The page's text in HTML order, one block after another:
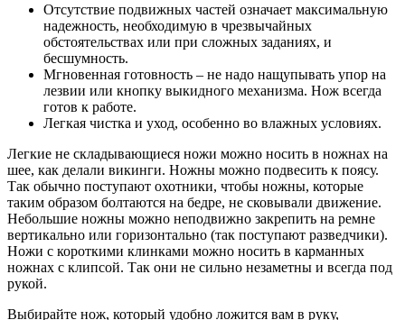
Отсутствие подвижных частей означает максимальную
надежность, необходимую в чрезвычайных
обстоятельствах или при сложных заданиях, и
бесшумность.
Мгновенная готовность – не надо нащупывать упор на
лезвии или кнопку выкидного механизма. Нож всегда
готов к работе.
Легкая чистка и уход, особенно во влажных условиях.
Легкие не складывающиеся ножи можно носить в ножнах на
шее, как делали викинги. Ножны можно подвесить к поясу.
Так обычно поступают охотники, чтобы ножны, которые
таким образом болтаются на бедре, не сковывали движение.
Небольшие ножны можно неподвижно закрепить на ремне
вертикально или горизонтально (так поступают разведчики).
Ножи с короткими клинками можно носить в карманных
ножнах с клипсой. Так они не сильно незаметны и всегда под
рукой.
Выбирайте нож, который удобно ложится вам в руку,